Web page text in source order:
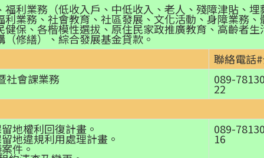
利業務（低收入戶、中低收入、老人、殘障津貼、埋
業務、社會教育、社區發展、文化活動、身障業務、
保、各楷模性選拔、原住民家政推廣教育、高齡者生
修繕）、綜合發展基金貸款。
聯絡電話
社會課業務
089-
22
地權利回復計畫。
地違規利用處理計畫。
件。
089-
16